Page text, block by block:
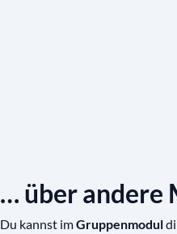
… über andere
Du kannst imGruppenmodul